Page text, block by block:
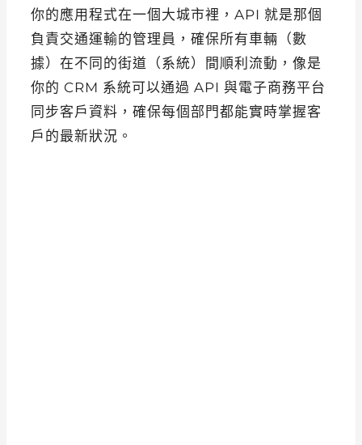
你的應用程式在一個大城市裡，API 就是那個
負責交通運輸的管理員，確保所有車輛（數
據）在不同的街道（系統）間順利流動，像是
你的 CRM 系統可以通過 API 與電子商務平台
同步客戶資料，確保每個部門都能實時掌握客
戶的最新狀況。